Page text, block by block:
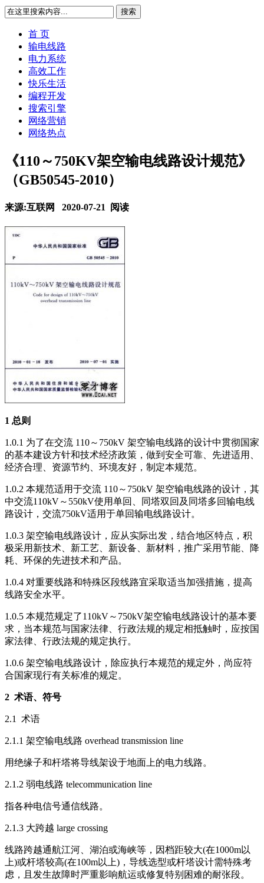
搜索
首 页
输电线路
电力系统
高效工作
快乐生活
编程开发
搜索引擎
网络营销
网络热点
《110～750KV架空输电线路设计规范》
（GB50545-2010）
来源:互联网 2020-07-21 阅读
1 总则
1.0.1 为了在交流 110～750kV 架空输电线路的设计中贯彻国家
的基本建设方针和技术经济政策，做到安全可靠、先进适用、
经济合理、资源节约、环境友好，制定本规范。
1.0.2 本规范适用于交流 110～750kV 架空输电线路的设计，其
中交流110kV～550kV使用单回、同塔双回及同塔多回输电线
路设计，交流750kV适用于单回输电线路设计。
1.0.3 架空输电线路设计，应从实际出发，结合地区特点，积
极采用新技术、新工艺、新设备、新材料，推广采用节能、降
耗、环保的先进技术和产品。
1.0.4 对重要线路和特殊区段线路宜采取适当加强措施，提高
线路安全水平。
1.0.5 本规范规定了110kV～750kV架空输电线路设计的基本要
求，当本规范与国家法律、行政法规的规定相抵触时，应按国
家法律、行政法规的规定执行。
1.0.6 架空输电线路设计，除应执行本规范的规定外，尚应符
合国家现行有关标准的规定。
2 术语、符号
2.1 术语
2.1.1 架空输电线路 overhead transmission line
用绝缘子和杆塔将导线架设于地面上的电力线路。
2.1.2 弱电线路 telecommunication line
指各种电信号通信线路。
2.1.3 大跨越 large crossing
线路跨越通航江河、湖泊或海峡等，因档距较大(在1000m以
上)或杆塔较高(在100m以上)，导线选型或杆塔设计需特殊考
虑，且发生故障时严重影响航运或修复特别困难的耐张段。